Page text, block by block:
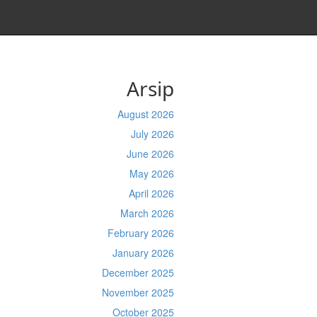
Arsip
August 2026
July 2026
June 2026
May 2026
April 2026
March 2026
February 2026
January 2026
December 2025
November 2025
October 2025